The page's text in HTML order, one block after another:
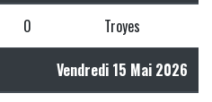
0 Troyes
Vendredi 15 Mai 2026